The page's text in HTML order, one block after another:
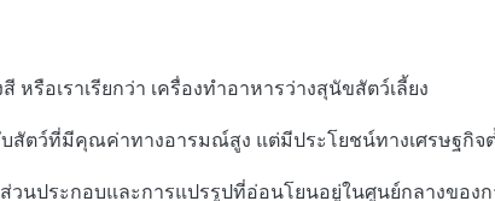
หรือเราเรียกว่า เครื่องทําอาหารว่างสุนัขสัตว์เลี้ยง
สัตว์ที่มีคุณค่าทางอารมณ์สูง แต่มีประโยชน์ทางเศรษฐกิจ
ส่วนประกอบและการแปรรูปที่อ่อนโยนอยู่ในศูนย์กลางขอ